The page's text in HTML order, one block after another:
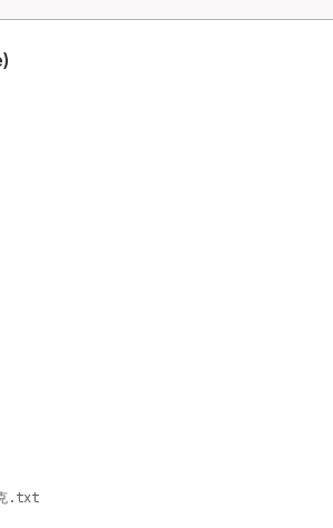
克.txt